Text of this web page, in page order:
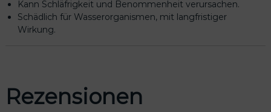
Kann Schläfrigkeit und Benommenheit verursachen.
Schädlich für Wasserorganismen, mit langfristiger
Wirkung.
Rezensionen